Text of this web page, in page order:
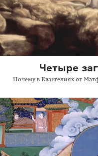
Четыре
Почему в Евангелиях от